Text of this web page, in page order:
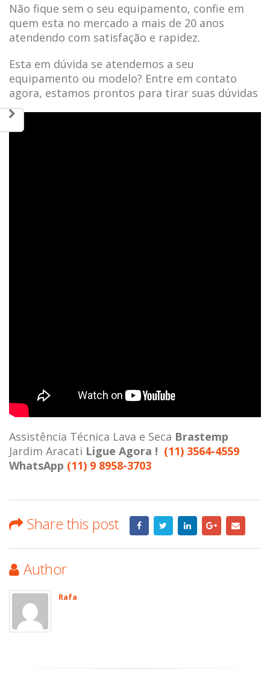
Não fique sem o seu equipamento, confie em
quem esta no mercado a mais de 20 anos
atendendo com satisfação e rapidez.
Esta em dúvida se atendemos a seu
equipamento ou modelo? Entre em contato
agora, estamos prontos para tirar suas dúvidas
Assistência Técnica Lava e Seca Brastemp
Jardim Aracati Ligue Agora ! (11) 3564-4559
WhatsApp (11) 9 8958-3703
Share this post
Author
Rafa